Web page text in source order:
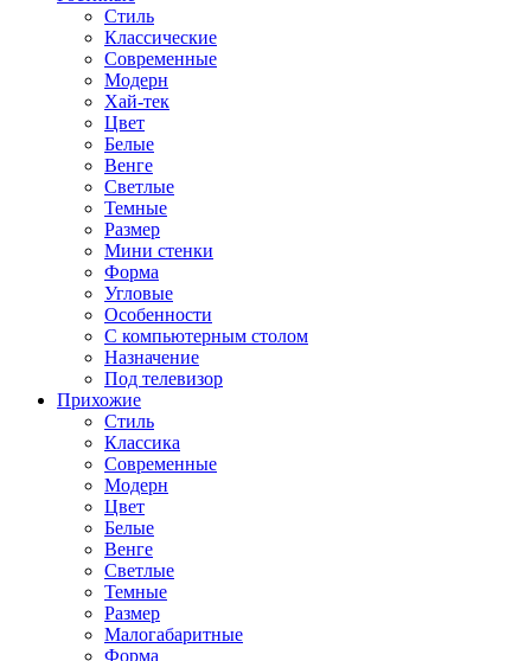
Стиль
Классические
Современные
Модерн
Хай-тек
Цвет
Белые
Венге
Светлые
Темные
Размер
Мини стенки
Форма
Угловые
Особенности
С компьютерным столом
Назначение
Под телевизор
Прихожие
Стиль
Классика
Современные
Модерн
Цвет
Белые
Венге
Светлые
Темные
Размер
Малогабаритные
Форма